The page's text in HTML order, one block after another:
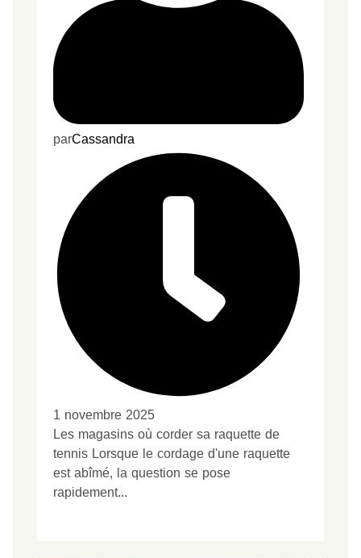
parCassandra
1 novembre 2025
Les magasins où corder sa raquette de
tennis Lorsque le cordage d'une raquette
est abîmé, la question se pose
rapidement...